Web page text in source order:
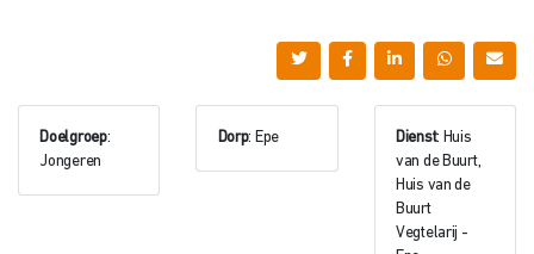
Doelgroep:
Jongeren
Dorp: Epe Dienst: Huis
van de Buurt,
Huis van de
Buurt
Vegtelarij -